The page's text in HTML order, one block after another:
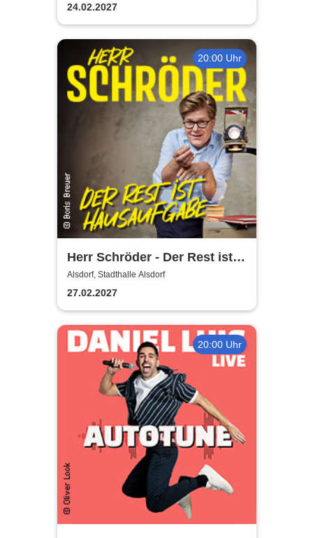
24.02.2027
20:00 Uhr
Herr Schröder - Der Rest ist
Hausaufgabe
Alsdorf, Stadthalle Alsdorf
27.02.2027
20:00 Uhr